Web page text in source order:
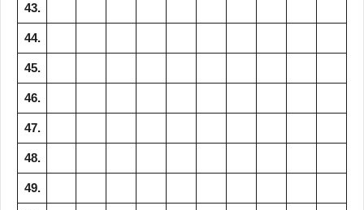
43.
44.
45.
46.
47.
48.
49.